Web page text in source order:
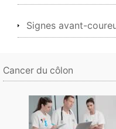
Signes avant-
Cancer du côlon